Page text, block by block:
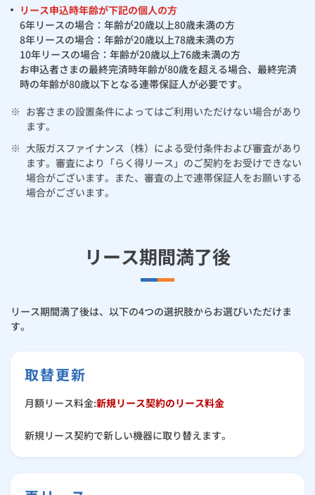
リース申込時年齢が下記の個人の方
6年リースの場合：年齢が20歳以上80歳未満の方
8年リースの場合：年齢が20歳以上78歳未満の方
10年リースの場合：年齢が20歳以上76歳未満の方
お申込者さまの最終完済時年齢が80歳を超える場合、最終完済
時の年齢が80歳以下となる連帯保証人が必要です。
※ お客さまの設置条件によってはご利用いただけない場合があり
ます。
※ 大阪ガスファイナンス（株）による受付条件および審査があり
ます。審査により「らく得リース」のご契約をお受けできない
場合がございます。また、審査の上で連帯保証人をお願いする
場合がございます。
リース期間満了後
リース期間満了後は、以下の4つの選択肢からお選びいただけま
す。
取替更新
月額リース料金:新規リース契約のリース料金
新規リース契約で新しい機器に取り替えます。